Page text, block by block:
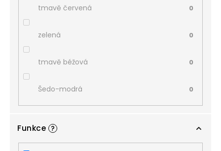
tmavě červená 0
zelená 0
tmavě béžová 0
Šedo-modrá 0
Funkce ?